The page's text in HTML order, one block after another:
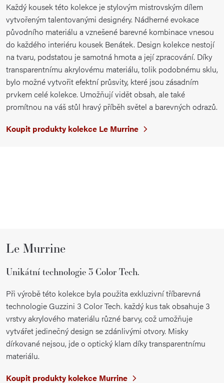
Každý kousek této kolekce je stylovým mistrovským dílem
vytvořeným talentovanými designéry. Nádherné evokace
původního materiálu a vznešené barevné kombinace vnesou
do každého interiéru kousek Benátek. Design kolekce nestojí
na tvaru, podstatou je samotná hmota a její zpracování. Díky
transparentnímu akrylovému materiálu, tolik podobnému sklu,
bylo možné vytvořit efektní průsvity, které jsou zásadním
prvkem celé kolekce. Umožňují vidět obsah, ale také
promítnou na váš stůl hravý příběh světel a barevných odrazů.
Koupit produkty kolekce Le Murrine
Le Murrine
Unikátní technologie 3 Color Tech.
Při výrobě této kolekce byla použita exkluzivní tříbarevná
technologie Guzzini 3 Color Tech. každý kus tak obsahuje 3
vrstvy akrylového materiálu různé barvy, což umožňuje
vytvářet jedinečný design se zdánlivými otvory. Misky
dírkované nejsou, jde o optický klam díky transparentnímu
materiálu.
Koupit produkty kolekce Murrine